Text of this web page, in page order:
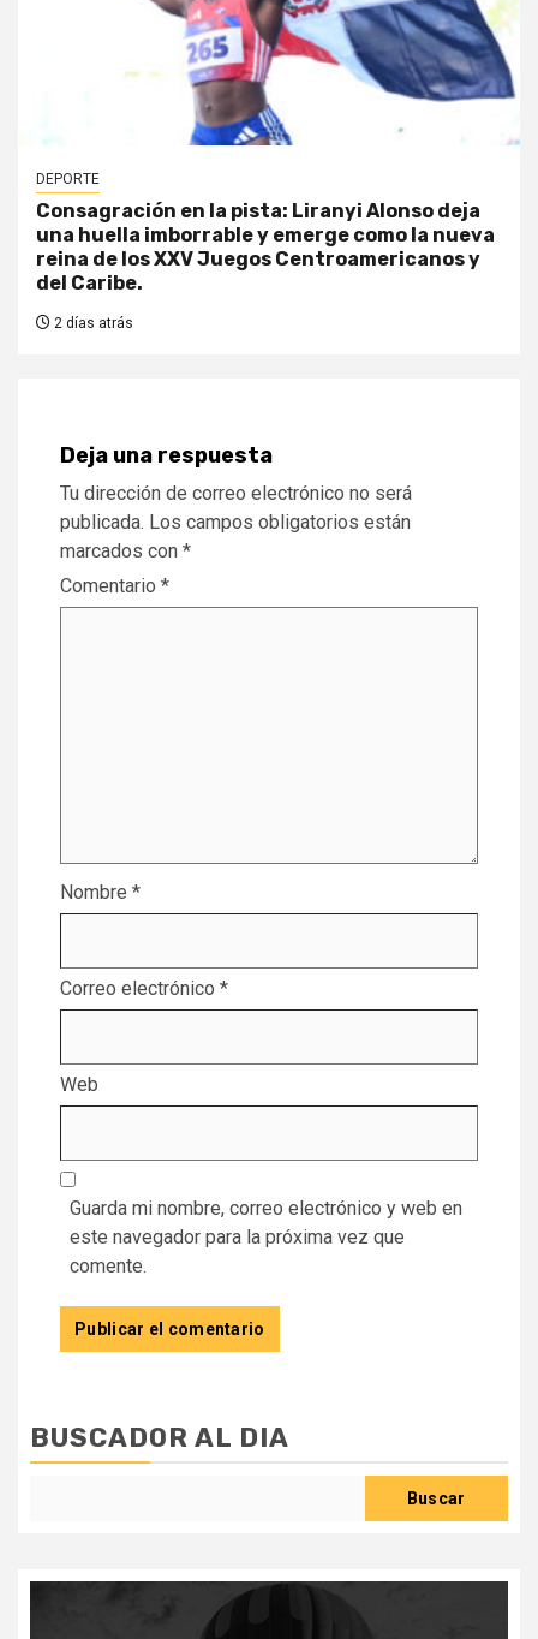
DEPORTE
Consagración en la pista: Liranyi Alonso deja
una huella imborrable y emerge como la nueva
reina de los XXV Juegos Centroamericanos y
del Caribe.
2 días atrás
Deja una respuesta
Tu dirección de correo electrónico no será
publicada. Los campos obligatorios están
marcados con *
Comentario *
Nombre *
Correo electrónico *
Web
Guarda mi nombre, correo electrónico y web en
este navegador para la próxima vez que
comente.
BUSCADOR AL DIA
Buscar